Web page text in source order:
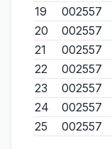
19
002557
20
002557
21
002557
22
002557
23
002557
24
002557
25
002557